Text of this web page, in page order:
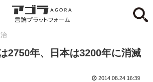
2750年、日本は3200年に消滅
2014.08.24 16:39